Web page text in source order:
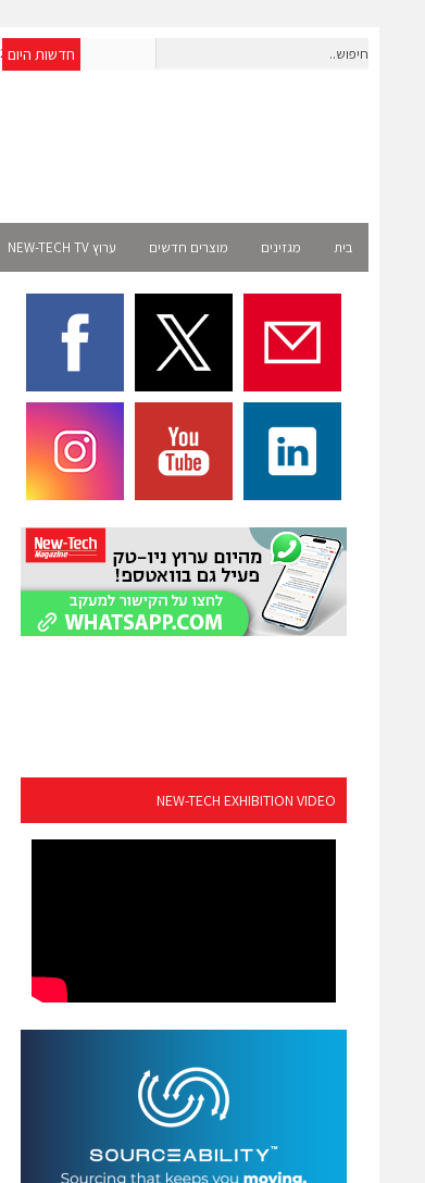
חדשות היום
אפולו פאוור תקים עבור אמזון פרויקט סולארי בצרפת בהיקף של כ-2
בית מגזינים מוצרים חדשים ערוץ NEW-TECH TV
NEW-TECH EXHIBITION VIDEO